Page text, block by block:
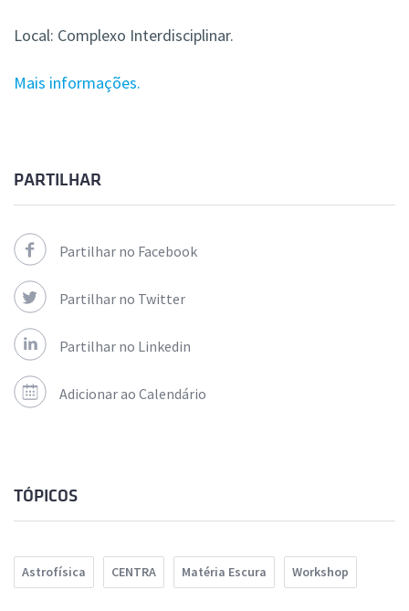
Local: Complexo Interdisciplinar.
Mais informações.
PARTILHAR
Partilhar no Facebook
Partilhar no Twitter
Partilhar no Linkedin
Adicionar ao Calendário
TÓPICOS
Astrofísica CENTRA Matéria Escura Workshop